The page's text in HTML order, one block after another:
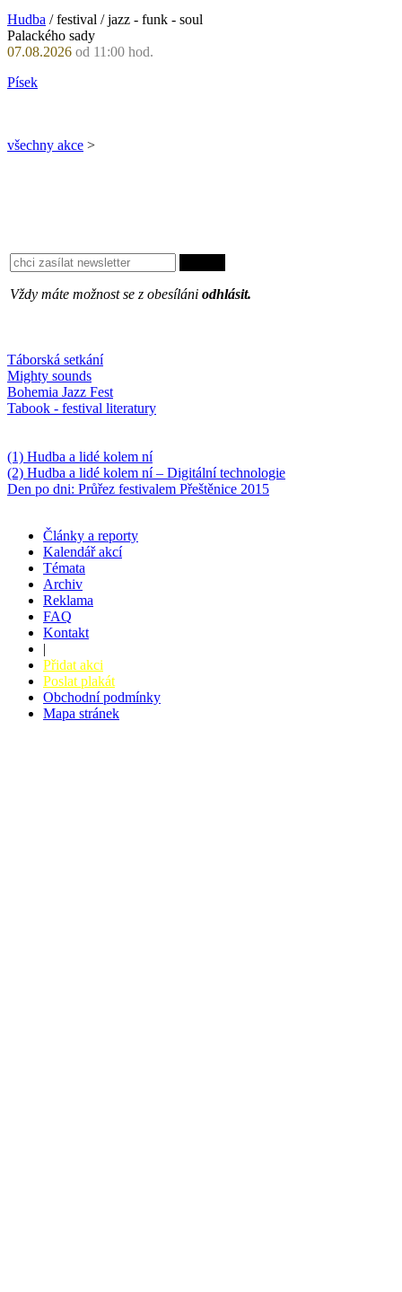
Hudba / festival / jazz - funk - soul
Palackého sady
07.08.2026 od 11:00 hod.
Písek
všechny akce >
Vždy máte možnost se z obesíláni odhlásit.
Táborská setkání
Mighty sounds
Bohemia Jazz Fest
Tabook - festival literatury
(1) Hudba a lidé kolem ní
(2) Hudba a lidé kolem ní – Digitální technologie
Den po dni: Průřez festivalem Přeštěnice 2015
Články a reporty
Kalendář akcí
Témata
Archiv
Reklama
FAQ
Kontakt
|
Přidat akci
Poslat plakát
Obchodní podmínky
Mapa stránek